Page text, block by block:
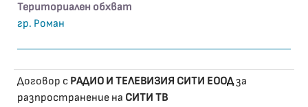
Териториален обхват
гр. Роман
Договор с РАДИО И ТЕЛЕВИЗИЯ СИТИ ЕООДза
разпространение на СИТИ ТВ